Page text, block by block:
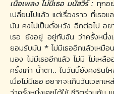
เนื้อเพลง ไม่มีเธอ มนัสวีร์ : ทุกอ
เปลี่ยนไปแล้ว แต่เรื่องราว ที่เธอ
มัน คงไม่เป็นดั่งหวัง อีกต่อไป อย
เธอ ยังอยู่ อยู่กับฉัน ว่าครั้งหนึ่ง
ยอมรับมัน * ไม่มีเธออีกแล้วเหมือ
มอง ไม่มีเธออีกแล้ว ไม่มี ไม่เหลื
ครั้งเก่า น้ำตา.. ในวันนี้ยังคงริน
เมื่อไม่มีเธอ อยากจะเก็บวันเวลา